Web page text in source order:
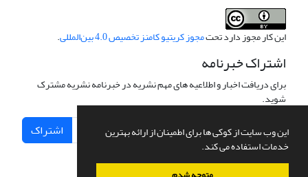
این وب سایت از کوکی ها برای اطمینان از ارائه بهترین
خدمات استفاده می کند.
این کار مجوز دارد تحتمجوز کریتیو کامنز تخصیص 4.0 بین‌المللی .
اشتراک خبرنامه
برای دریافت اخبار و اطلاعیه های مهم نشریه در خبرنامه نشریه مشترک
شوید.
اشتراک